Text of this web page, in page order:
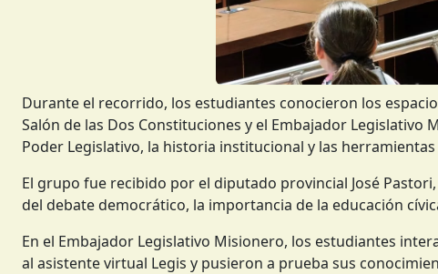
Durante el recorrido, los estudiantes conocieron los
Salón de las Dos Constituciones y el Embajador
Poder Legislativo, la historia institucional y las
El grupo fue recibido por el diputado provincial José
del debate democrático, la importancia de la educación
En el Embajador Legislativo Misionero, los estudiantes
al asistente virtual Legis y pusieron a prueba sus